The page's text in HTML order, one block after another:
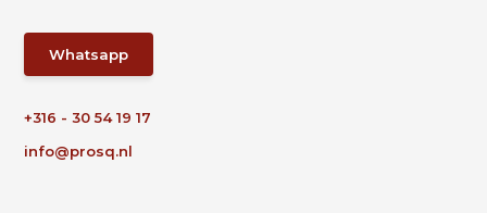
Whatsapp
+316 - 30 54 19 17
info@prosq.nl